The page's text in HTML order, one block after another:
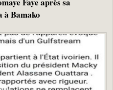
à Bamako